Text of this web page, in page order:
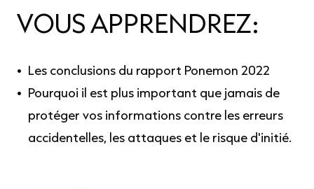
VOUS APPRENDREZ:
Les conclusions du rapport Ponemon 2022
Pourquoi il est plus important que jamais de
protéger vos informations contre les erreurs
accidentelles, les attaques et le risque d'initié.